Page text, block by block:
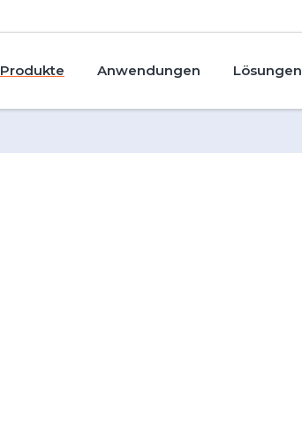
Produkte Anwendungen Lösungen